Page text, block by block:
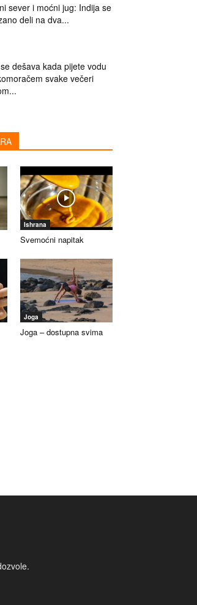
sever i moćni jug: Indija se
deli na dva...
dešava kada pijete vodu
svake večeri
Ishrana
Svemoćni napitak
Joga
Joga – dostupna svima